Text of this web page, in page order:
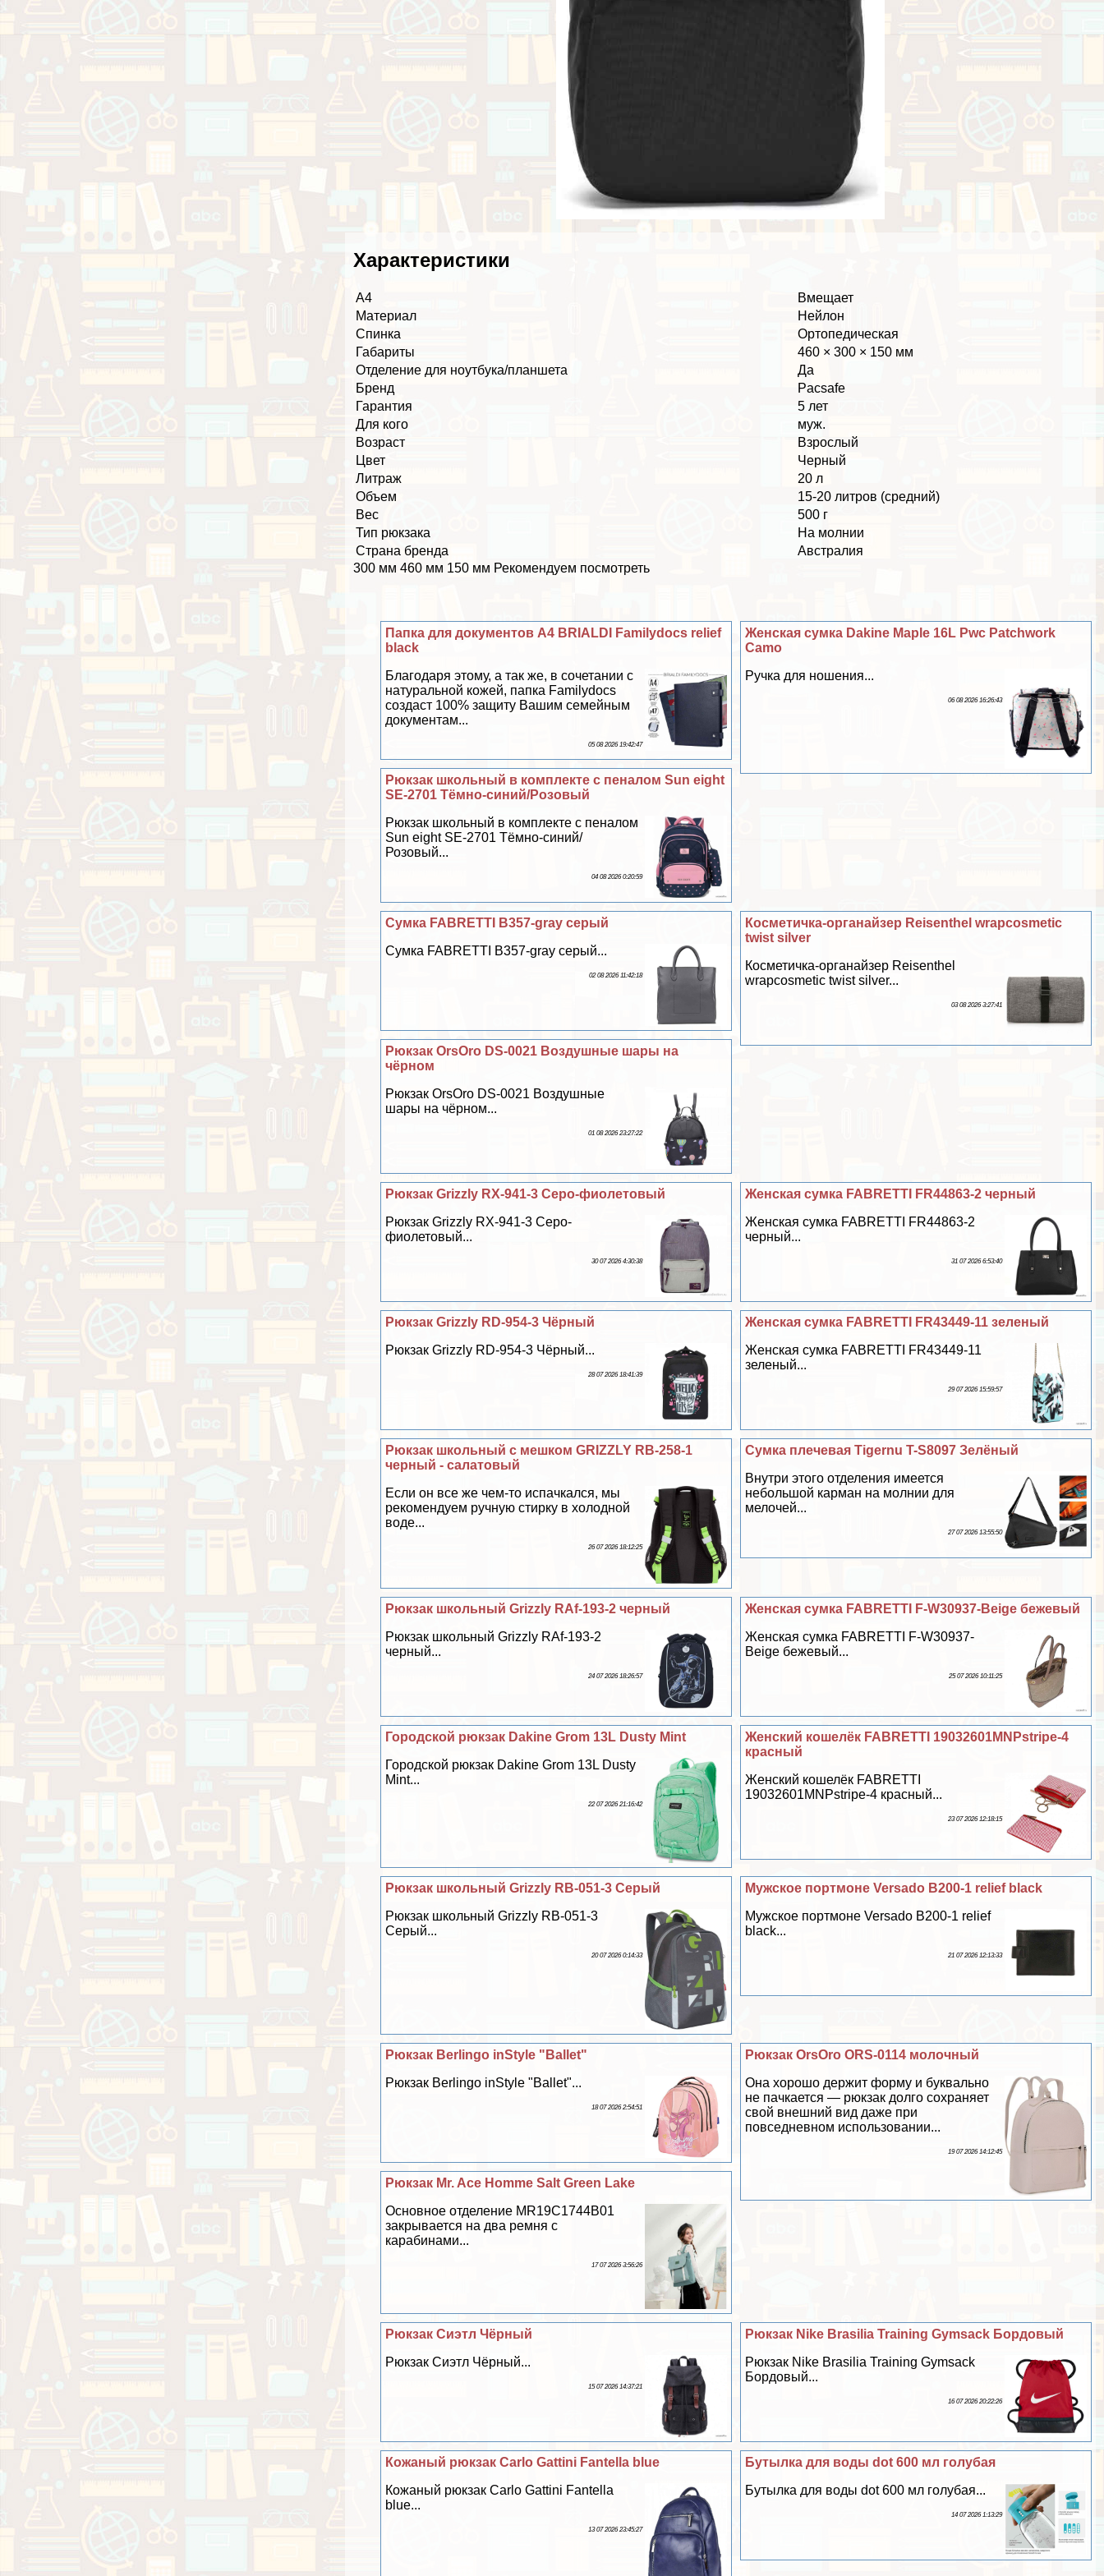
Хаpaктеристики
А4
Вмещает
Материал
Нейлон
Спинка
Ортопедическая
Габариты
460 × 300 × 150 мм
Отделение для ноутбука/планшета
Да
Бренд
Pacsafe
Гарантия
5 лет
Для кого
муж.
Возраст
Взрослый
Цвет
Черный
Литраж
20 л
Объем
15-20 литров (средний)
Вес
500 г
Тип рюкзака
На молнии
Страна бренда
Австралия
300 мм 460 мм 150 мм Рекомендуем посмотреть
Женская сумка Dakine Maple 16L Pwc Patchwork
Camo
Ручка для ношения...
06 08 2026 16:26:43
Папка для документов А4 BRIALDI Familydocs relief
black
Благодаря этому, а так же, в сочетании с
натуральной кожей, папка Familydocs
создаст 100% защиту Вашим семейным
документам...
05 08 2026 19:42:47
Рюкзак школьный в комплекте с пеналом Sun eight
SE-2701 Тёмно-синий/Розовый
Рюкзак школьный в комплекте с пеналом
Sun eight SE-2701 Тёмно-синий/
Розовый...
04 08 2026 0:20:59
Косметичка-органайзер Reisenthel wrapcosmetic
twist silver
Косметичка-органайзер Reisenthel
wrapcosmetic twist silver...
03 08 2026 3:27:41
Сумка FABRETTI B357-gray серый
Сумка FABRETTI B357-gray серый...
02 08 2026 11:42:18
Рюкзак OrsOro DS-0021 Воздушные шары на
чёрном
Рюкзак OrsOro DS-0021 Воздушные
шары на чёрном...
01 08 2026 23:27:22
Женская сумка FABRETTI FR44863-2 черный
Женская сумка FABRETTI FR44863-2
черный...
31 07 2026 6:53:40
Рюкзак Grizzly RX-941-3 Серо-фиолетовый
Рюкзак Grizzly RX-941-3 Серо-
фиолетовый...
30 07 2026 4:30:38
Женская сумка FABRETTI FR43449-11 зеленый
Женская сумка FABRETTI FR43449-11
зеленый...
29 07 2026 15:59:57
Рюкзак Grizzly RD-954-3 Чёрный
Рюкзак Grizzly RD-954-3 Чёрный...
28 07 2026 18:41:39
Сумка плечевая Tigernu T-S8097 Зелёный
Внутри этого отделения имеется
небольшой карман на молнии для
мелочей...
27 07 2026 13:55:50
Рюкзак школьный с мешком GRIZZLY RB-258-1
черный - салатовый
Если он все же чем-то испачкался, мы
рекомендуем ручную стирку в холодной
воде...
26 07 2026 18:12:25
Женская сумка FABRETTI F-W30937-Beige бежевый
Женская сумка FABRETTI F-W30937-
Beige бежевый...
25 07 2026 10:11:25
Рюкзак школьный Grizzly RAf-193-2 черный
Рюкзак школьный Grizzly RAf-193-2
черный...
24 07 2026 18:26:57
Женский кошелёк FABRETTI 19032601MNPstripe-4
красный
Женский кошелёк FABRETTI
19032601MNPstripe-4 красный...
23 07 2026 12:18:15
Городской рюкзак Dakine Grom 13L Dusty Mint
Городской рюкзак Dakine Grom 13L Dusty
Mint...
22 07 2026 21:16:42
Мужское портмоне Versado B200-1 relief black
Мужское портмоне Versado B200-1 relief
black...
21 07 2026 12:13:33
Рюкзак школьный Grizzly RB-051-3 Серый
Рюкзак школьный Grizzly RB-051-3
Серый...
20 07 2026 0:14:33
Рюкзак OrsOro ORS-0114 молочный
Она хорошо держит форму и буквально
не пачкается — рюкзак долго сохраняет
свой внешний вид даже при
повседневном использовании...
19 07 2026 14:12:45
Рюкзак Berlingo inStyle "Ballet"
Рюкзак Berlingo inStyle "Ballet"...
18 07 2026 2:54:51
Рюкзак Mr. Ace Homme Salt Green Lake
Основное отделение MR19C1744B01
закрывается на два ремня с
карабинами...
17 07 2026 3:56:26
Рюкзак Nike Brasilia Training Gymsack Бордовый
Рюкзак Nike Brasilia Training Gymsack
Бордовый...
16 07 2026 20:22:26
Рюкзак Сиэтл Чёрный
Рюкзак Сиэтл Чёрный...
15 07 2026 14:37:21
Бутылка для воды dot 600 мл гoлyбая
Бутылка для воды dot 600 мл гoлyбая...
14 07 2026 1:13:29
Кожаный рюкзак Carlo Gattini Fantella blue
Кожаный рюкзак Carlo Gattini Fantella
blue...
13 07 2026 23:45:27